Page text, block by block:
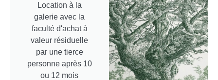
Location à la
galerie avec la
faculté d'achat à
valeur résiduelle
par une tierce
personne après 10
ou 12 mois